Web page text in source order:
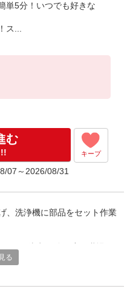
単5分！いつでも好きな
ス...
（月収例）（残業・休日
す）
む
キープ
07～2026/08/31
、洗浄機に部品をセット作業
から安心！
る